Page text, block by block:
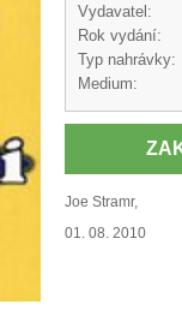
Vydavatel:
Rok vydání:
Typ nahrávky:
Medium:
Joe Stramr,
01. 08. 2010